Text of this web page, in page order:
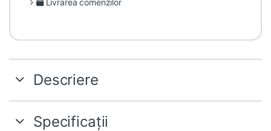
Livrarea comenzilor
Descriere
Specificații